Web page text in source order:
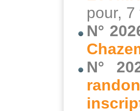
pour,
N°
N°